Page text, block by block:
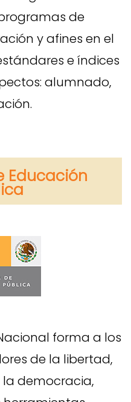
de
y afines en el
e índices
alumnado,
Educación
forma a los
de la libertad,
la democracia,